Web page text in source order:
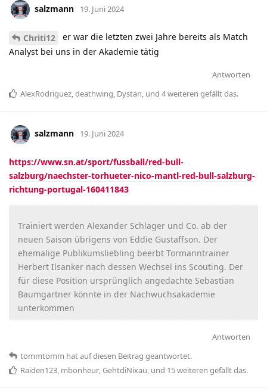
salzmann 19. Juni 2024
Chriti12
er war die letzten zwei Jahre bereits als Match
Analyst bei uns in der Akademie tätig
Antworten
AlexRodriguez deathwing Dystan , und 4weiteren gefällt das.
salzmann 19. Juni 2024
https://www.sn.at/sport/fussball/red-bull-
salzburg/naechster-torhueter-nico-mantl-red-bull-salzburg-
richtung-portugal-160411843
Trainiert werden Alexander Schlager und Co. ab der
neuen Saison übrigens von Eddie Gustaffson. Der
ehemalige Publikumsliebling beerbt Tormanntrainer
Herbert Ilsanker nach dessen Wechsel ins Scouting. Der
für diese Position ursprünglich angedachte Sebastian
Baumgartner könnte in der Nachwuchsakademie
unterkommen
Antworten
tommtomm hatauf diesen Beitrag geantwortet.
Raiden123 mbonheur GehtdiNixau , und 15weiteren gefällt das.